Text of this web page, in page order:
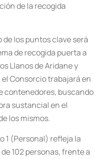
de la recogida
los puntos clave será
de recogida puerta a
Llanos de Aridane y
Consorcio trabajará en
contenedores, buscando
sustancial en el
los mismos.
1 (Personal) refleja la
102 personas, frente a